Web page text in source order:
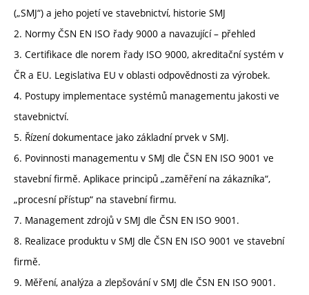
(„SMJ“) a jeho pojetí ve stavebnictví, historie SMJ
2. Normy ČSN EN ISO řady 9000 a navazující – přehled
3. Certifikace dle norem řady ISO 9000, akreditační systém v
ČR a EU. Legislativa EU v oblasti odpovědnosti za výrobek.
4. Postupy implementace systémů managementu jakosti ve
stavebnictví.
5. Řízení dokumentace jako základní prvek v SMJ.
6. Povinnosti managementu v SMJ dle ČSN EN ISO 9001 ve
stavební firmě. Aplikace principů „zaměření na zákazníka“,
„procesní přístup“ na stavební firmu.
7. Management zdrojů v SMJ dle ČSN EN ISO 9001.
8. Realizace produktu v SMJ dle ČSN EN ISO 9001 ve stavební
firmě.
9. Měření, analýza a zlepšování v SMJ dle ČSN EN ISO 9001.